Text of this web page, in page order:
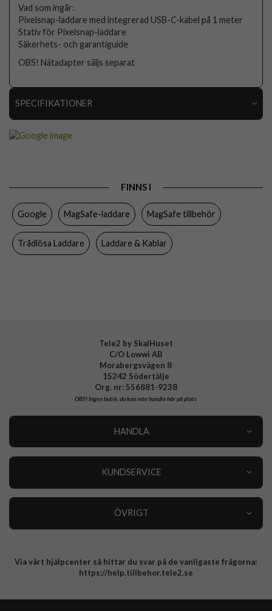
Vad som ingår:
Pixelsnap-laddare med integrerad USB-C-kabel på 1 meter
Stativ för Pixelsnap-laddare
Säkerhets- och garantiguide
OBS! Nätadapter säljs separat
SPECIFIKATIONER
Färg
Varumärke
Tillverkarens art nr
FINNS I
Google MagSafe-laddare MagSafe tillbehör
Trådlösa Laddare Laddare & Kablar
Tele2 by SkalHuset
C/O Lowwi AB
Morabergsvägen 8
15242 Södertälje
Org. nr: 556881-9238
OBS!Ingen butik, du kan inte handla här på plats
HANDLA
KUNDSERVICE
ÖVRIGT
Integritetspolicy
Via vårt hjälpcenter så hittar du svar på de vanligaste frågorna:
https://help.tillbehor.tele2.se